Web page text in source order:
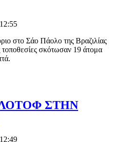
στο Σάο Πάολο της Βραζιλίας
τοποθεσίες σκότωσαν 19 άτομα
ΣΤΗΝ